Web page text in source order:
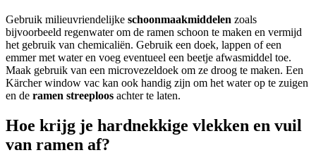
Gebruik milieuvriendelijke schoonmaakmiddelen zoals
bijvoorbeeld regenwater om de ramen schoon te maken en vermijd
het gebruik van chemicaliën. Gebruik een doek, lappen of een
emmer met water en voeg eventueel een beetje afwasmiddel toe.
Maak gebruik van een microvezeldoek om ze droog te maken. Een
Kärcher window vac kan ook handig zijn om het water op te zuigen
en de ramen streeploos achter te laten.
Hoe krijg je hardnekkige vlekken en vuil
van ramen af?